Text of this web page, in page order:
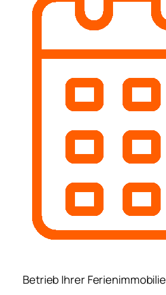
Betrieb Ihrer Ferienimmobilie